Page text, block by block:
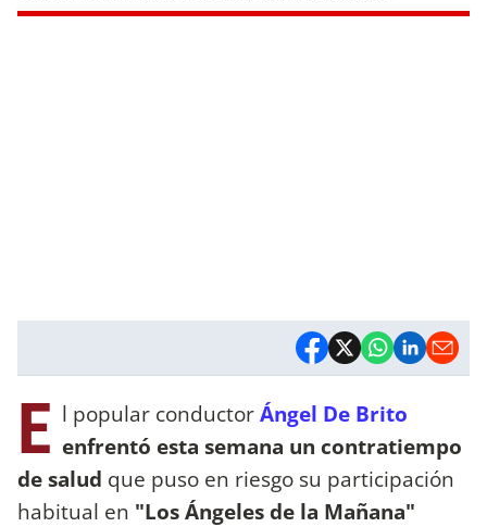
E l popular conductorÁngel De Brito
enfrentó esta semana un contratiempo
de salud que puso en riesgo su participación
habitual en "Los Ángeles de la Mañana"